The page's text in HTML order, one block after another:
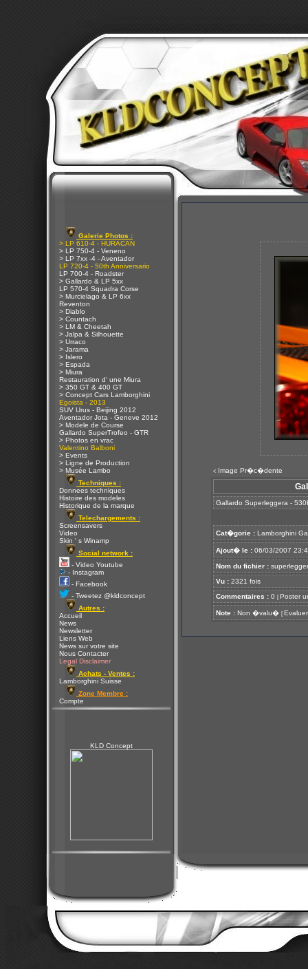
Galerie Photos :
> LP 610-4 - HURACAN
> LP 750-4 - Veneno
> LP 7xx -4 - Aventador
LP 720-4 - 50th Anniversario
LP 700-4 - Roadster
> Gallardo & LP 5xx
LP 570-4 Squadra Corse
> Murcielago & LP 6xx
Reventon
> Diablo
> Countach
> LM & Cheetah
> Jalpa & Silhouette
> Urraco
> Jarama
> Islero
> Espada
> Miura
Restauration d' une Miura
> 350 GT & 400 GT
> Concept Cars Lamborghini
Egoista - 2013
SUV Urus - Beijing 2012
Aventador Jota - Geneve 2012
> Modele de Course
Gallardo SuperTrofeo - GTR
> Photos en vrac
Valentino Balboni
> Events
> Ligne de Production
> Musée Lambo
Techniques :
Donnees techniques
Histoire des modeles
Historique de la marque
Telechargements :
Screensavers
Video
Skin ' s Winamp
Social network :
- Video Youtube
- Instagram
- Facebook
- Tweetez @kldconcept
Autres :
Accueil
News
Newsletter
Liens Web
News sur votre site
Nous Contacter
Legal Disclaimer
Achats - Ventes :
Lamborghini Suisse
Zone Membre :
Compte
KLD Concept
< Image Pr�c�dente
Gallardo Superleggera -
Cat�gorie : Lamborghini
Ajout� le : 06/03/2007
Nom du fichier :
Vu : 2321 fois
Commentaires : 0 [ Poster
Note : Non �valu� [ Evaluer